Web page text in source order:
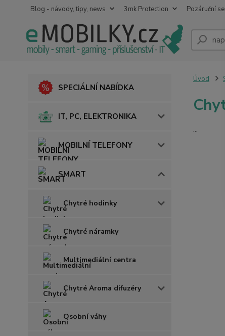
Blog - návody, tipy, news 3mk Protection Pozáruční
SPECIÁLNÍ NABÍDKA
IT, PC, ELEKTRONIKA
MOBILNÍ TELEFONY
SMART
Chytré hodinky
Chytré náramky
Multimediální centra
Chytré Aroma difuzéry
Osobní váhy
Úvod
...